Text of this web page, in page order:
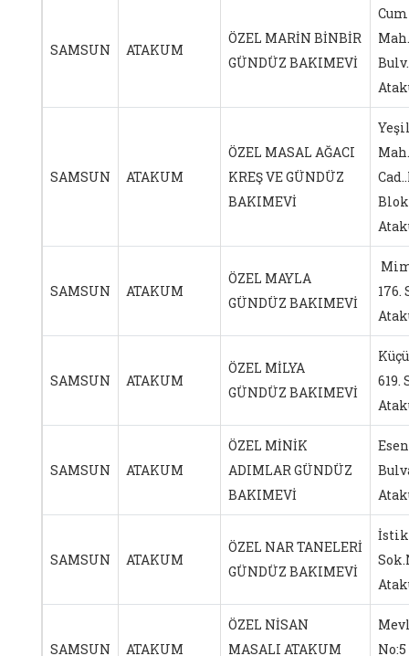
SAMSUN ATAKUM
ÖZEL MARİN BİNBİR
GÜNDÜZ BAKIMEVİ
SAMSUN ATAKUM
ÖZEL MASAL AĞACI
KREŞ VE GÜNDÜZ
BAKIMEVİ
Blok
SAMSUN ATAKUM
ÖZEL MAYLA
GÜNDÜZ BAKIMEVİ
176.
SAMSUN ATAKUM
ÖZEL MİLYA
GÜNDÜZ BAKIMEVİ
619.
SAMSUN ATAKUM
ÖZEL MİNİK
ADIMLAR GÜNDÜZ
BAKIMEVİ
SAMSUN ATAKUM
ÖZEL NAR TANELERİ
GÜNDÜZ BAKIMEVİ
SAMSUN ATAKUM
ÖZEL NİSAN
MASALI ATAKUM